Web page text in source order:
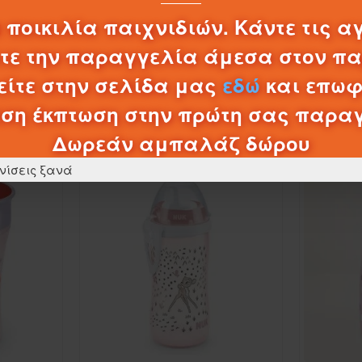
παιχνιδιών. Κάντε τις
την παραγγελία άμεσα στον
στην σελίδα μας εδώ και
έκπτωση στην πρώτη σας
Δωρεάν αμπαλάζ δώρου
ξανά
ΚΑΛΆΘΙ
ΠΡΟΪΌΝΤΑ ΚΑΤΗΓΟΡΊΑΣ